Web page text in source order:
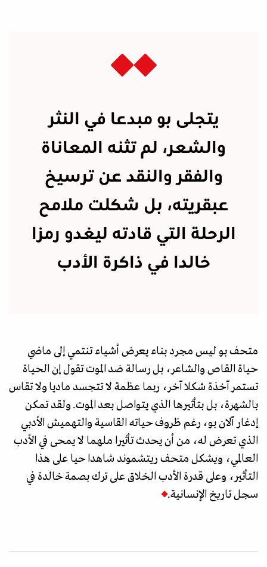
يتجلى بو مبدعا في النثر
والشعر، لم تثنه المعاناة
والفقر والنقد عن ترسيخ
عبقريته، بل شكلت ملامح
الرحلة التي قادته ليغدو رمزا
خالدا في ذاكرة الأدب
متحف بو ليس مجرد بناء يعرض أشياء تنتمي إلى ماضي
حياة القاص والشاعر، بل رسالة ضد الموت تقول إن الحياة
تستمر آخذة شكلا آخر، ربما عظمة لا تتجسد ماديا ولا تقاس
بالشهرة، بل بتأثيرها الذي يتواصل بعد الموت. ولقد تمكن
إدغار آلان بو، رغم ظروف حياته القاسية والتهميش الأدبي
الذي تعرض له، من أن يحدث تأثيرا ملهما لا يمحى في الأدب
العالمي، ويشكل متحف ريتشموند شاهدا حيا على هذا
التأثير، وعلى قدرة الأدب الخلاق على ترك بصمة خالدة في
سجل تاريخ الإنسانية.